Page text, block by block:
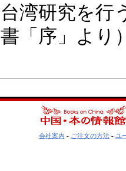
台湾研究を
書「序」より
会社案内 - ご注文の方法- ユ